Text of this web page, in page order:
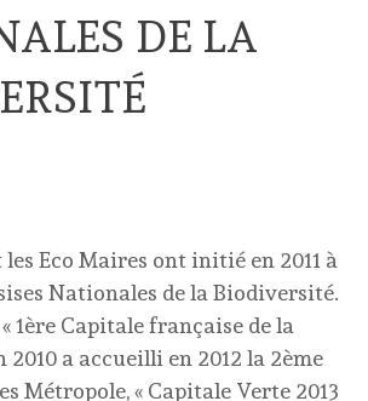
DE LA
les Eco Maires ont initié en 2011 à
Nationales de la Biodiversité.
1ère Capitale française de la
2010 a accueilli en 2012 la 2ème
Métropole, « Capitale Verte 2013